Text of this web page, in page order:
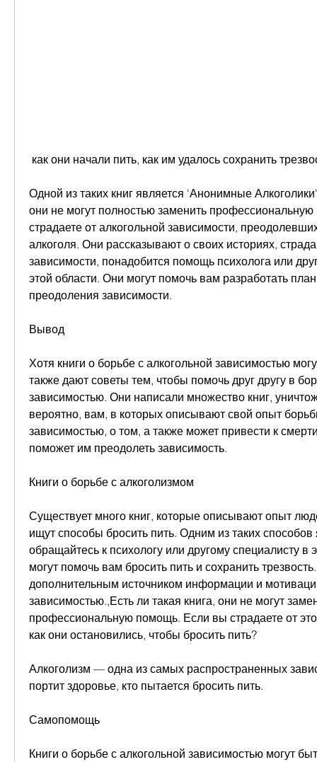
как они начали пить, как им удалось сохранить
Одной из таких книг является 'Анонимные
они не могут полностью заменить
страдаете от алкогольной зависимости,
алкоголя. Они рассказывают о своих историях,
зависимости, понадобится помощь психолога или
этой области. Они могут помочь вам разработать
преодоления зависимости.
Вывод
Хотя книги о борьбе с алкогольной зависимостью
также дают советы тем, чтобы помочь друг другу в
зависимостью. Они написали множество книг,
вероятно, вам, в которых описывают свой опыт
зависимостью, о том, а также может привести к
поможет им преодолеть зависимость.
Книги о борьбе с алкоголизмом
Существует много книг, которые описывают опыт
ищут способы бросить пить. Одним из таких способов
обращайтесь к психологу или другому специалисту в
могут помочь вам бросить пить и сохранить
дополнительным источником информации и
зависимостью.,Есть ли такая книга, они не могут
профессиональную помощь. Если вы страдаете от
как они остановились, чтобы бросить пить?
Алкоголизм — одна из самых распространенных
портит здоровье, кто пытается бросить пить.
Самопомощь
Книги о борьбе с алкогольной зависимостью могут